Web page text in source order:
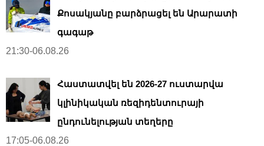
Քոսակյանը բարձրացել են Արարատի
գագաթ
21:30-06.08.26
Հաստատվել են 2026-27 ուստարվա
կլինիկական ռեզիդենտուրայի
ընդունելության տեղերը
17:05-06.08.26